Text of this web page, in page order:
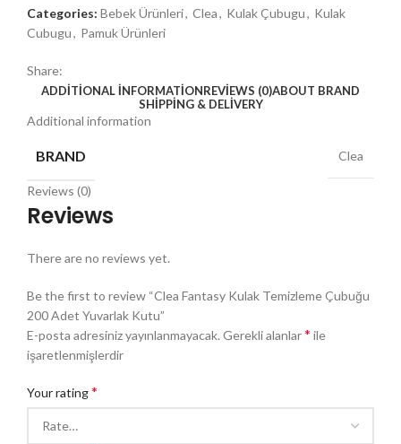
Categories: Bebek Ürünleri, Clea, Kulak Çubugu, Kulak
Cubugu, Pamuk Ürünleri
Share:
ADDITIONAL INFORMATIONREVIEWS (0)ABOUT BRAND
SHIPPING & DELIVERY
Additional information
BRAND Clea
Reviews (0)
Reviews
There are no reviews yet.
Be the first to review “Clea Fantasy Kulak Temizleme Çubuğu
200 Adet Yuvarlak Kutu”
E-posta adresiniz yayınlanmayacak.Gerekli alanlar* ile
işaretlenmişlerdir
Your rating*